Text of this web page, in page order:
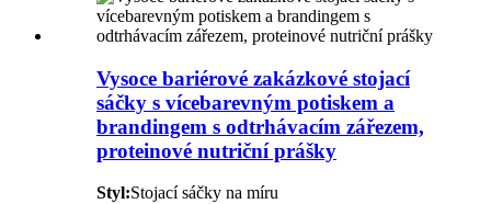
Vysoce bariérové ​​zakázkové stojací
sáčky s vícebarevným potiskem a
brandingem s odtrhávacím zářezem,
proteinové nutriční prášky
Styl:Stojací sáčky na míru